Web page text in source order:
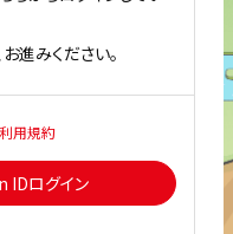
進みください。
用規約
IDログイン